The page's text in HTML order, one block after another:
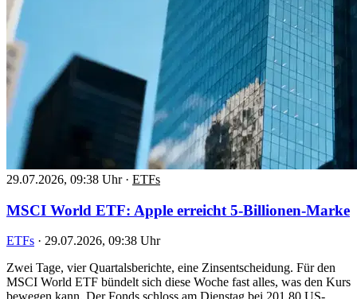
29.07.2026, 09:38 Uhr · ETFs
MSCI World ETF: Apple erreicht 5-Billionen-Marke
ETFs · 29.07.2026, 09:38 Uhr
Zwei Tage, vier Quartalsberichte, eine Zinsentscheidung. Für den
MSCI World ETF bündelt sich diese Woche fast alles, was den Kurs